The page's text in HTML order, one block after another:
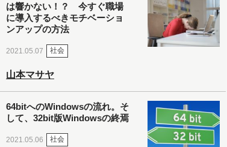
は響かない！？ 今すぐ職場
に導入するべきモチベーショ
ンアップの方法
2021.05.07 社会
山本マサヤ
64bitへのWindowsの流れ。そ
して、32bit版Windowsの終焉
2021.05.06 社会